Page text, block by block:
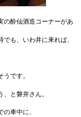
の酔仙酒造コーナーがあ
も、いわ井に来れば、
です。
と磐井さん。
車中に、